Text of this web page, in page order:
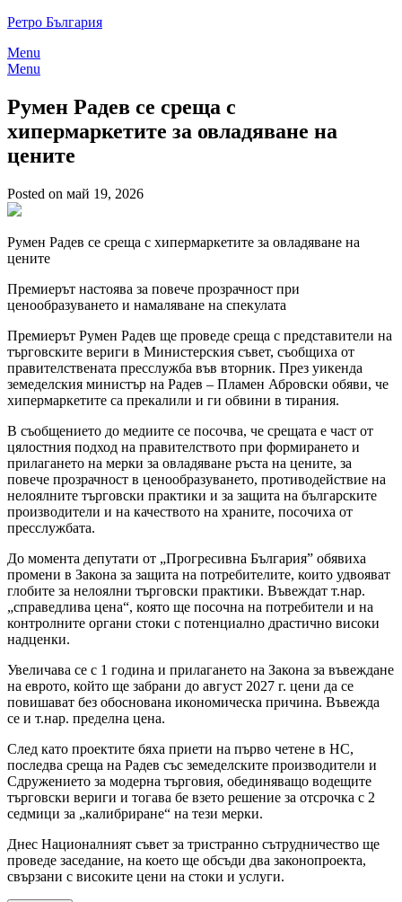
Skip
content
Ретро България
Menu
Menu
Румен Радев се среща с
хипермаркетите за овладяване на
цените
Posted on май 19, 2026
Румен Радев се среща с хипермаркетите за овладяване на
цените
Премиерът настоява за повече прозрачност при
ценообразуването и намаляване на спекулата
Премиерът Румен Радев ще проведе среща с представители на
търговските вериги в Министерския съвет, съобщиха от
правителствената пресслужба във вторник. През уикенда
земеделския министър на Радев – Пламен Абровски обяви, че
хипермаркетите са прекалили и ги обвини в тирания.
В съобщението до медиите се посочва, че срещата е част от
цялостния подход на правителството при формирането и
прилагането на мерки за овладяване ръста на цените, за
повече прозрачност в ценообразуването, противодействие на
нелоялните търговски практики и за защита на българските
производители и на качеството на храните, посочиха от
пресслужбата.
До момента депутати от „Прогресивна България” обявиха
промени в Закона за защита на потребителите, които удвояват
глобите за нелоялни търговски практики. Въвеждат т.нар.
„справедлива цена“, която ще посочна на потребители и на
контролните органи стоки с потенциално драстично високи
надценки.
Увеличава се с 1 година и прилагането на Закона за въвеждане
на еврото, който ще забрани до август 2027 г. цени да се
повишават без обоснована икономическа причина. Въвежда
се и т.нар. пределна цена.
След като проектите бяха приети на първо четене в НС,
последва среща на Радев със земеделските производители и
Сдружението за модерна търговия, обединяващо водещите
търговски вериги и тогава бе взето решение за отсрочка с 2
седмици за „калибриране“ на тези мерки.
Днес Националният съвет за тристранно сътрудничество ще
проведе заседание, на което ще обсъди два законопроекта,
свързани с високите цени на стоки и услуги.